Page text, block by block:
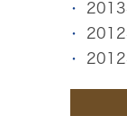
2013
2012
2012